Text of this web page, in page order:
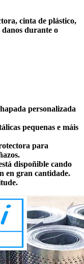
cinta de plástico,
durante o
personalizada
pequenas e máis
para
dispoñible cando
en gran cantidade.